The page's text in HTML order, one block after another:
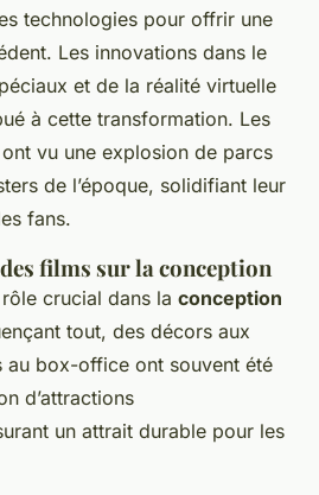
technologies pour offrir une
Les innovations dans le
et de la réalité virtuelle
à cette transformation. Les
vu une explosion de parcs
de l’époque, solidifiant leur
fans.
films sur la conception
crucial dans la conception
tout, des décors aux
au box-office ont souvent été
d’attractions
un attrait durable pour les